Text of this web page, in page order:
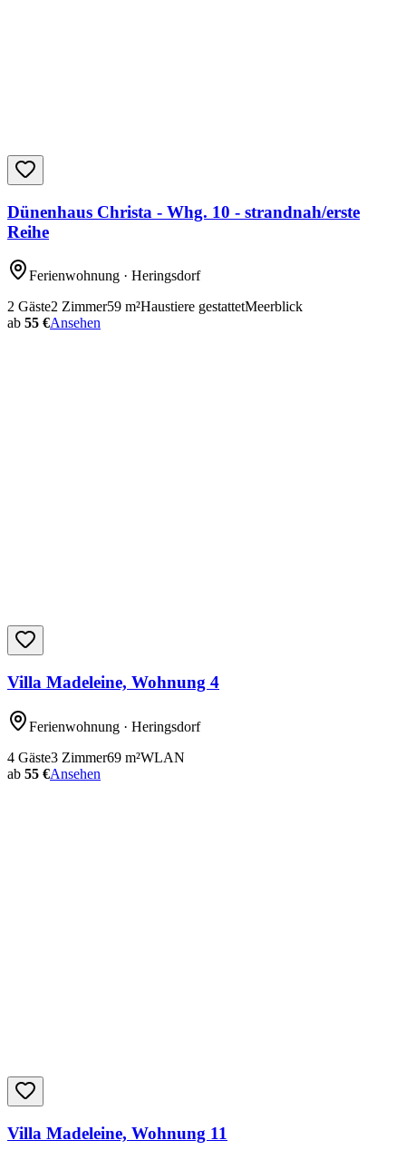
Dünenhaus Christa - Whg. 10 - strandnah/erste
Reihe
Ferienwohnung · Heringsdorf
2 Gäste2 Zimmer59 m²Haustiere gestattetMeerblick
ab 55 €Ansehen
Villa Madeleine, Wohnung 4
Ferienwohnung · Heringsdorf
4 Gäste3 Zimmer69 m²WLAN
ab 55 €Ansehen
Villa Madeleine, Wohnung 11